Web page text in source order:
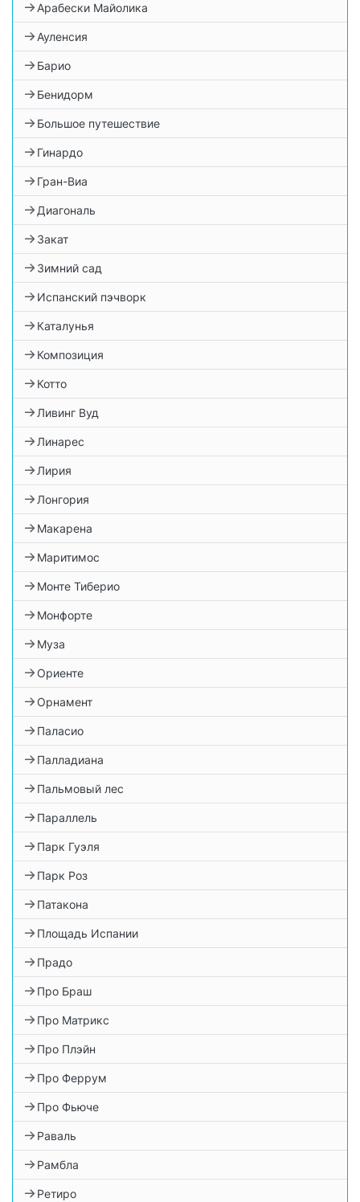
Арабески Майолика
Ауленсия
Барио
Бенидорм
Большое путешествие
Гинардо
Гран-Виа
Диагональ
Закат
Зимний сад
Испанский пэчворк
Каталунья
Композиция
Котто
Ливинг Вуд
Линарес
Лирия
Лонгория
Макарена
Маритимос
Монте Тиберио
Монфорте
Муза
Ориенте
Орнамент
Паласио
Палладиана
Пальмовый лес
Параллель
Парк Гуэля
Парк Роз
Патакона
Площадь Испании
Прадо
Про Браш
Про Матрикс
Про Плэйн
Про Феррум
Про Фьюче
Раваль
Рамбла
Ретиро